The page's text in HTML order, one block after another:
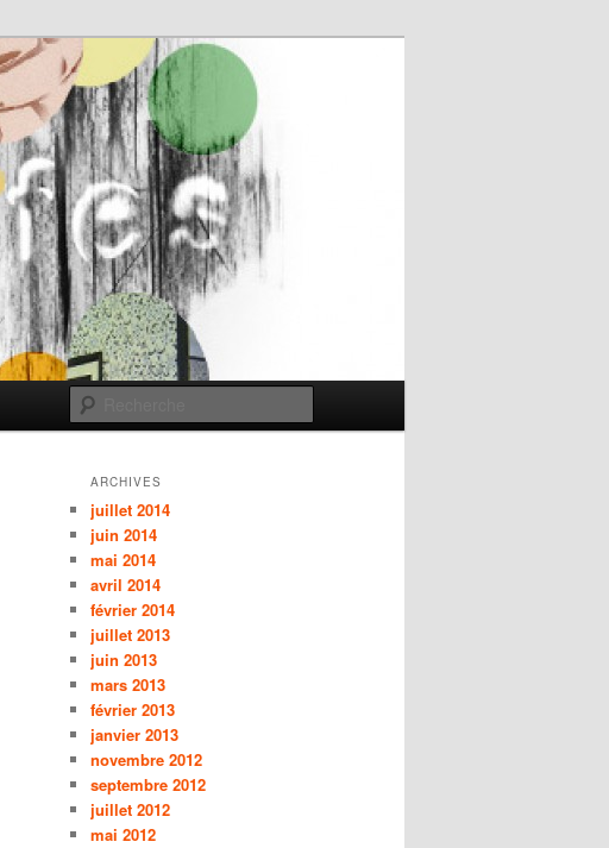
ARCHIVES
juillet 2014
juin 2014
mai 2014
avril 2014
février 2014
juillet 2013
juin 2013
mars 2013
février 2013
janvier 2013
novembre 2012
septembre 2012
juillet 2012
mai 2012